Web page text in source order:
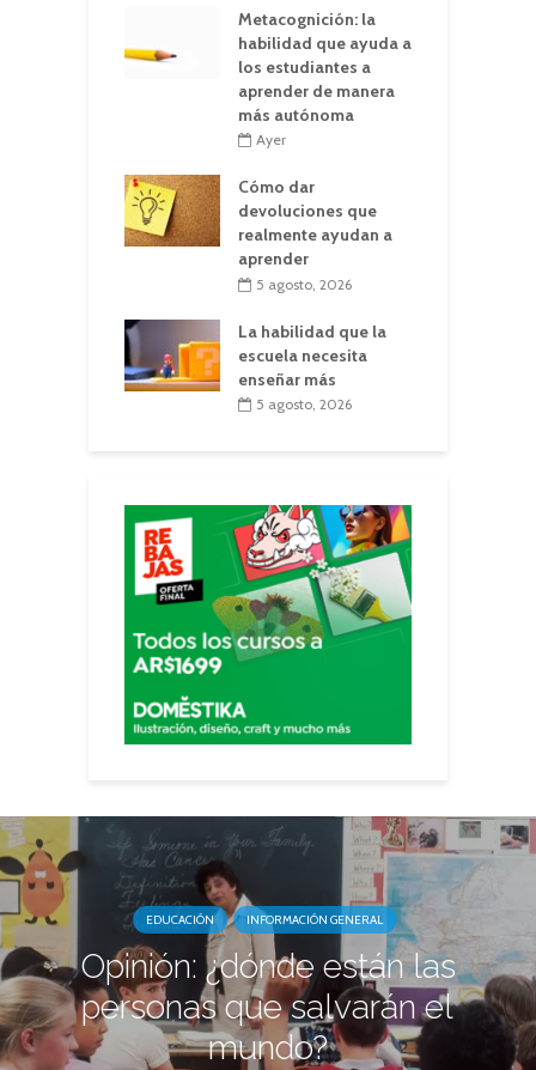
Metacognición: la
habilidad que ayuda a
los estudiantes a
aprender de manera
más autónoma
Ayer
Cómo dar
devoluciones que
realmente ayudan a
aprender
5 agosto, 2026
La habilidad que la
escuela necesita
enseñar más
5 agosto, 2026
EDUCACIÓN INFORMACIÓN GENERAL
Opinión: ¿dónde están las
personas que salvarán el
mundo?